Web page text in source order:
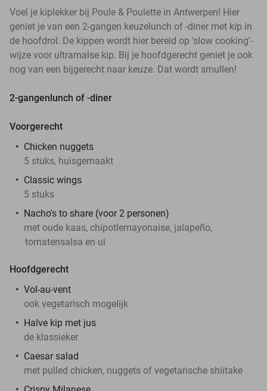
Voel je kiplekker bij Poule & Poulette in Antwerpen! Hier
geniet je van een 2-gangen keuzelunch of -diner met kip in
de hoofdrol. De kippen wordt hier bereid op 'slow cooking'-
wijze voor ultramalse kip. Bij je hoofdgerecht geniet je ook
nog van een bijgerecht naar keuze. Dat wordt smullen!
2-gangenlunch of -diner
Voorgerecht
Chicken nuggets
5 stuks, huisgemaakt
Classic wings
5 stuks
Nacho's to share (voor 2 personen)
met oude kaas, chipotlemayonaise, jalapeño,
tomatensalsa en ui
Hoofdgerecht
Vol-au-vent
ook vegetarisch mogelijk
Halve kip met jus
de klassieker
Caesar salad
met pulled chicken, nuggets of vegetarische shiitake